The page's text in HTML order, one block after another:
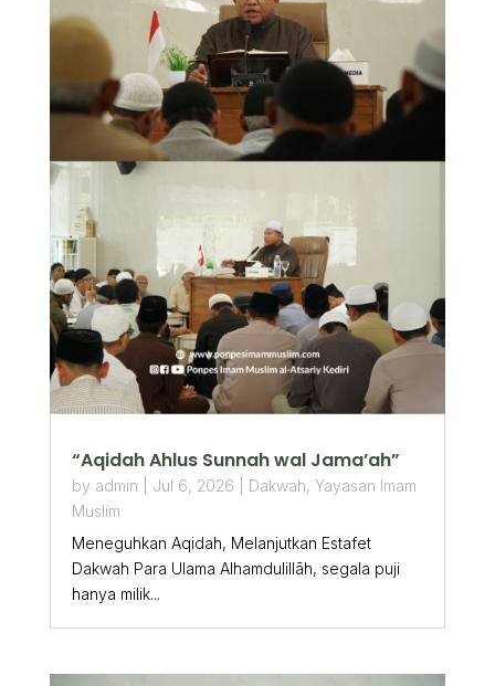
“Aqidah Ahlus Sunnah wal Jama’ah”
by admin Jul 6, 2026 Dakwah, Yayasan Imam
Muslim
Meneguhkan Aqidah, Melanjutkan Estafet
Dakwah Para Ulama Alhamdulillāh, segala puji
hanya milik...